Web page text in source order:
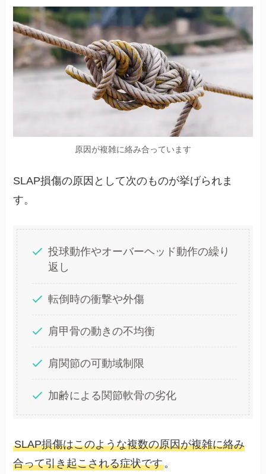
原因が複雑に絡み合っています
SLAP損傷の原因として次のものが挙げられま
す。
投球動作やオーバーヘッド動作の繰り
返し
転倒時の衝撃や外傷
肩甲骨の動きの不均衡
肩関節の可動域制限
加齢による関節軟骨の劣化
SLAP損傷はこのような複数の原因が複雑に絡み
合って引き起こされる症状です。